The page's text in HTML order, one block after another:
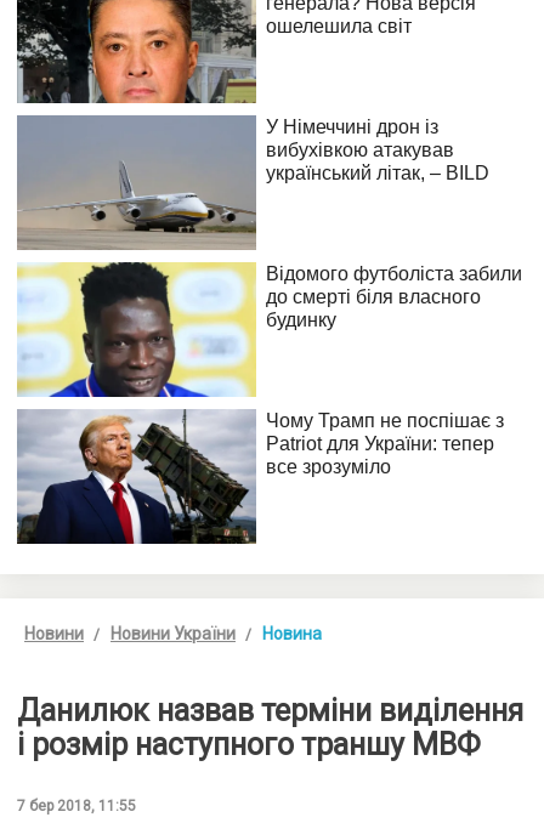
Новини Новини України Новина
Данилюк назвав терміни виділення
і розмір наступного траншу МВФ
7 бер 2018, 11:55